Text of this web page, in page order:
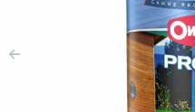
Précédent